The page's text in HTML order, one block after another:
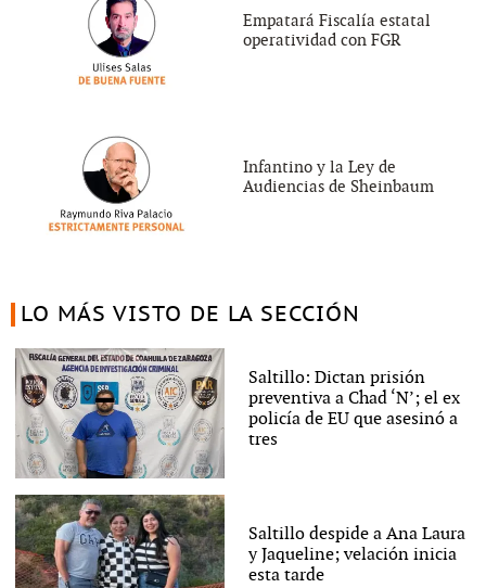
Empatará Fiscalía estatal
operatividad con FGR
Infantino y la Ley de
Audiencias de Sheinbaum
LO MÁS VISTO DE LA SECCIÓN
Saltillo: Dictan prisión
preventiva a Chad ‘N’; el ex
policía de EU que asesinó a
tres
Saltillo despide a Ana Laura
y Jaqueline; velación inicia
esta tarde